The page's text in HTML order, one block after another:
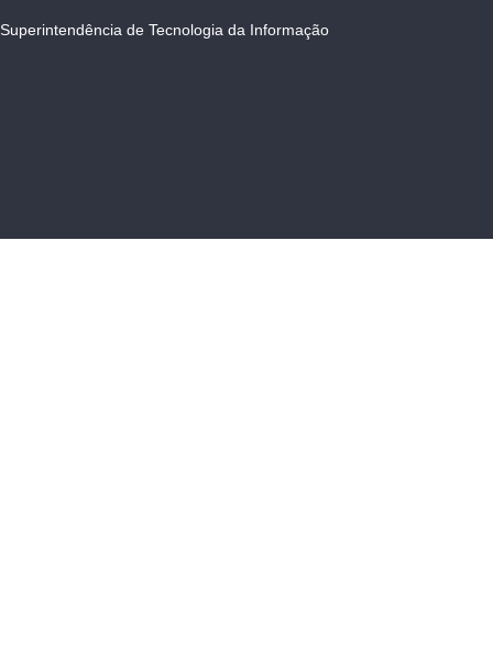
Superintendência de Tecnologia da Informação